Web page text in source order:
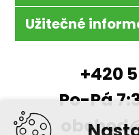
Užitečné
+420
Po-Pá